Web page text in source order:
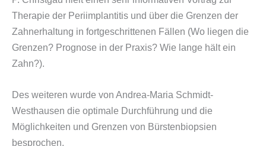
Therapie der Periimplantitis und über die Grenzen der
Zahnerhaltung in fortgeschrittenen Fällen (Wo liegen die
Grenzen? Prognose in der Praxis? Wie lange hält ein
Zahn?).
Des weiteren wurde von Andrea-Maria Schmidt-
Westhausen die optimale Durchführung und die
Möglichkeiten und Grenzen von Bürstenbiopsien
besprochen.